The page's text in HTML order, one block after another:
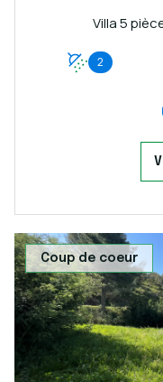
2
Coup de coeur